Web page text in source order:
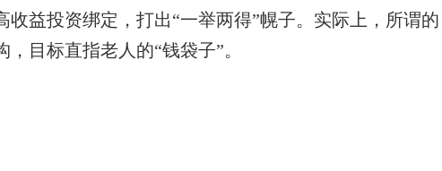
益投资绑定，打出“一举两得”幌子。实际上，所谓的
目标直指老人的“钱袋子”。